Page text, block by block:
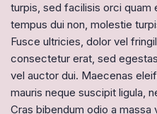
turpis, sed facilisis orci quam
tempus dui non, molestie
Fusce ultricies, dolor vel
consectetur erat, sed
vel auctor dui. Maecenas
mauris neque suscipit ligula,
Cras bibendum odio a massa